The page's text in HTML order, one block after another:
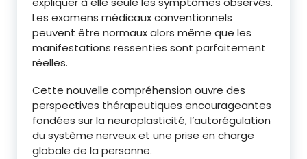
Les examens médicaux conventionnels
peuvent être normaux alors même que les
manifestations ressenties sont parfaitement
réelles.
Cette nouvelle compréhension ouvre des
perspectives thérapeutiques encourageantes
fondées sur la neuroplasticité, l’autorégulation
du système nerveux et une prise en charge
globale de la personne.